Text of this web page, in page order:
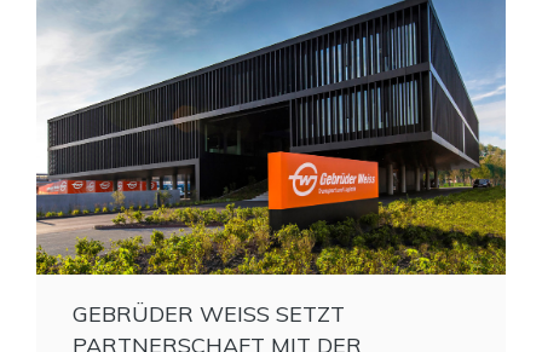
GEBRÜDER WEISS SETZT
PARTNERSCHAFT MIT DER